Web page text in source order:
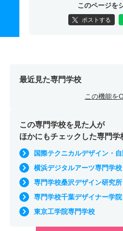
このページを
ポストする
最近見た専門学校
この機能を
この専門学校を見た人が
ほかにもチェックした専門学
国際テクニカルデザイン・
横浜デジタルアーツ専門学校
専門学校桑沢デザイン研究所
専門学校千葉デザイナー学院
東京工学院専門学校